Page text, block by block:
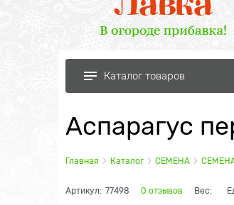
Каталог товаров
Аспарагус
Главная Каталог СЕМЕНА
Артикул: 77498 0 отзывов Вес: